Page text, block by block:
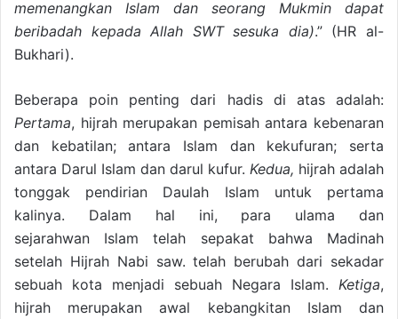
memenangkan Islam dan seorang Mukmin dapat
beribadah kepada Allah SWT sesuka dia).” (HR al-
Bukhari).
Beberapa poin penting dari hadis di atas adalah:
Pertama, hijrah merupakan pemisah antara kebenaran
dan kebatilan; antara Islam dan kekufuran; serta
antara Darul Islam dan darul kufur. Kedua, hijrah adalah
tonggak pendirian Daulah Islam untuk pertama
kalinya. Dalam hal ini, para ulama dan
sejarahwan Islam telah sepakat bahwa Madinah
setelah Hijrah Nabi saw. telah berubah dari sekadar
sebuah kota menjadi sebuah Negara Islam. Ketiga,
hijrah merupakan awal kebangkitan Islam dan